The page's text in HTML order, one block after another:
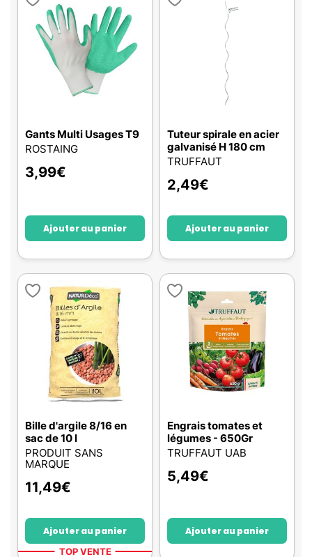
Gants Multi Usages T9
ROSTAING
3,99€
Ajouter au panier
Tuteur spirale en acier
galvanisé H 180 cm
TRUFFAUT
2,49€
Ajouter au panier
Bille d'argile 8/16 en
sac de 10 l
PRODUIT SANS
MARQUE
11,49€
Ajouter au panier
TOP VENTE
Engrais tomates et
légumes - 650Gr
TRUFFAUT UAB
5,49€
Ajouter au panier